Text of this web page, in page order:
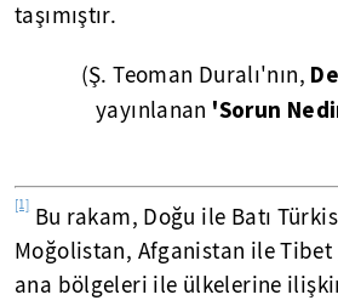
taşımıştır.
(Ş. Teoman Duralı'nın,
yayınlanan 'Sorun
[1] Bu rakam, Doğu ile Batı
Moğolistan, Afganistan ile Tibet
ana bölgeleri ile ülkelerine